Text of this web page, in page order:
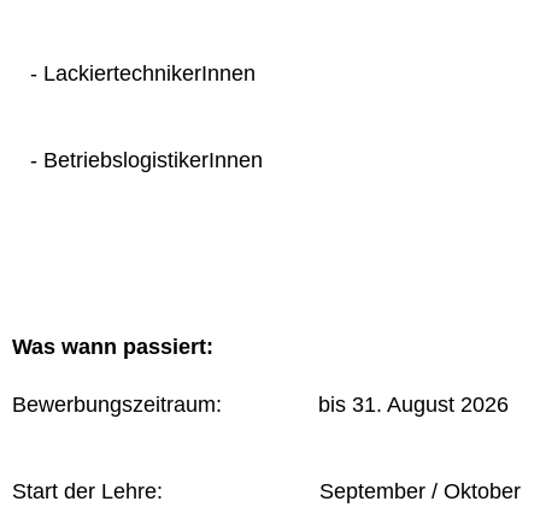
- LackiertechnikerInnen
- BetriebslogistikerInnen
Was wann passiert:
Bewerbungszeitraum: bis 31. August 2026
Start der Lehre: September / Oktober